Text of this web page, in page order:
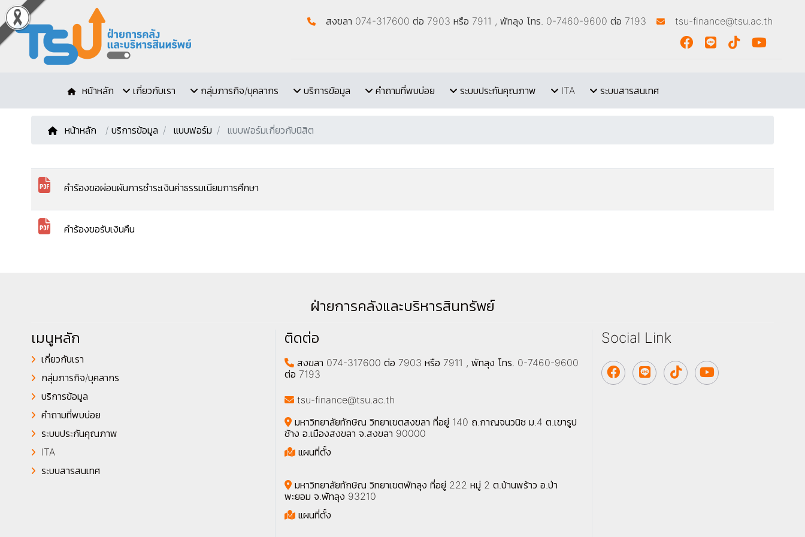
สงขลา 074-317600 ต่อ 7903 หรือ 7911 , พัทลุง โทร. 0-7460-9600 ต่อ 7193 tsu-finance@tsu.ac.th
หน้าหลัก เกี่ยวกับเรา กลุ่มภารกิจ/บุคลากร บริการข้อมูล คำถามที่พบบ่อย ระบบประกันคุณภาพ ITA ระบบสารสนเทศ
หน้าหลัก / บริการข้อมูล แบบฟอร์ม แบบฟอร์มเกี่ยวกับนิสิต
คำร้องขอผ่อนผันการชำระเงินค่าธรรมเนียมการศึกษา
คำร้องขอรับเงินคืน
ฝ่ายการคลังและบริหารสินทรัพย์
เมนูหลัก
เกี่ยวกับเรา
กลุ่มภารกิจ/บุคลากร
บริการข้อมูล
คำถามที่พบบ่อย
ระบบประกันคุณภาพ
ITA
ระบบสารสนเทศ
ติดต่อ
สงขลา 074-317600 ต่อ 7903 หรือ 7911 , พัทลุง โทร. 0-7460-9600
ต่อ 7193
tsu-finance@tsu.ac.th
มหาวิทยาลัยทักษิณ วิทยาเขตสงขลา ที่อยู่ 140 ถ.กาญจนวนิช ม.4 ต.เขารูป
ช้าง อ.เมืองสงขลา จ.สงขลา 90000
แผนที่ตั้ง
มหาวิทยาลัยทักษิณ วิทยาเขตพัทลุง ที่อยู่ 222 หมู่ 2 ต.บ้านพร้าว อ.ป่า
พะยอม จ.พัทลุง 93210
แผนที่ตั้ง
Social Link